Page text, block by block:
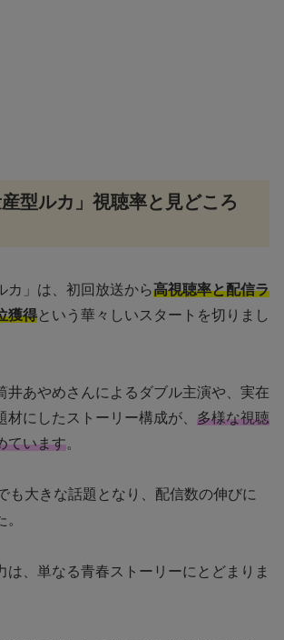
産型ルカ」視聴率と見どころ
カ」は、初回放送から高視聴率と配信ラ
獲得という華々しいスタートを切りまし
井あやめさんによるダブル主演や、実在
材にしたストーリー構成が、 多様な視聴
ています。
も大きな話題となり、配信数の伸びに
は、単なる青春ストーリーにとどまりま